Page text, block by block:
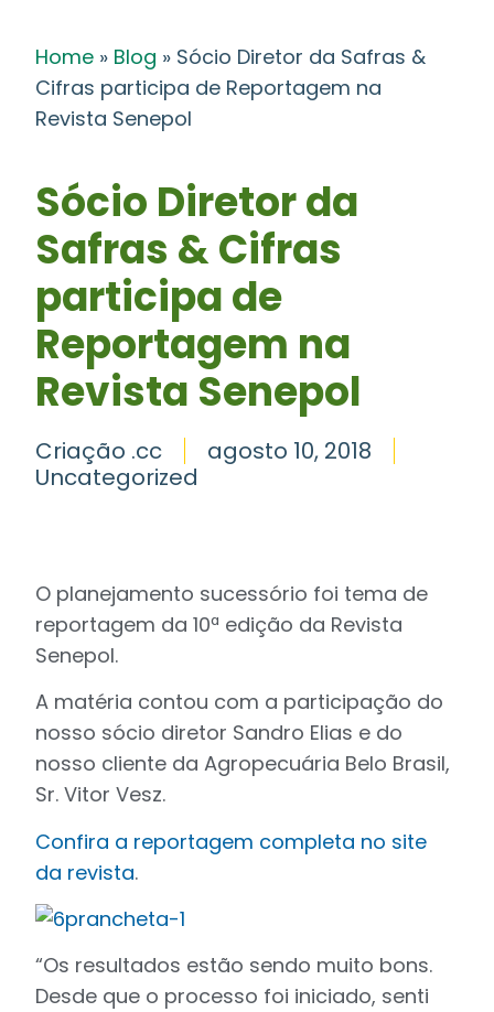
Home » Blog » Sócio Diretor da Safras &
Cifras participa de Reportagem na
Revista Senepol
Sócio Diretor da
Safras & Cifras
participa de
Reportagem na
Revista Senepol
Criação .cc
agosto 10, 2018
Uncategorized
O planejamento sucessório foi tema de
reportagem da 10ª edição da Revista
Senepol.
A matéria contou com a participação do
nosso sócio diretor Sandro Elias e do
nosso cliente da Agropecuária Belo Brasil,
Sr. Vitor Vesz.
Confira a reportagem completa no site
da revista.
“Os resultados estão sendo muito bons.
Desde que o processo foi iniciado, senti